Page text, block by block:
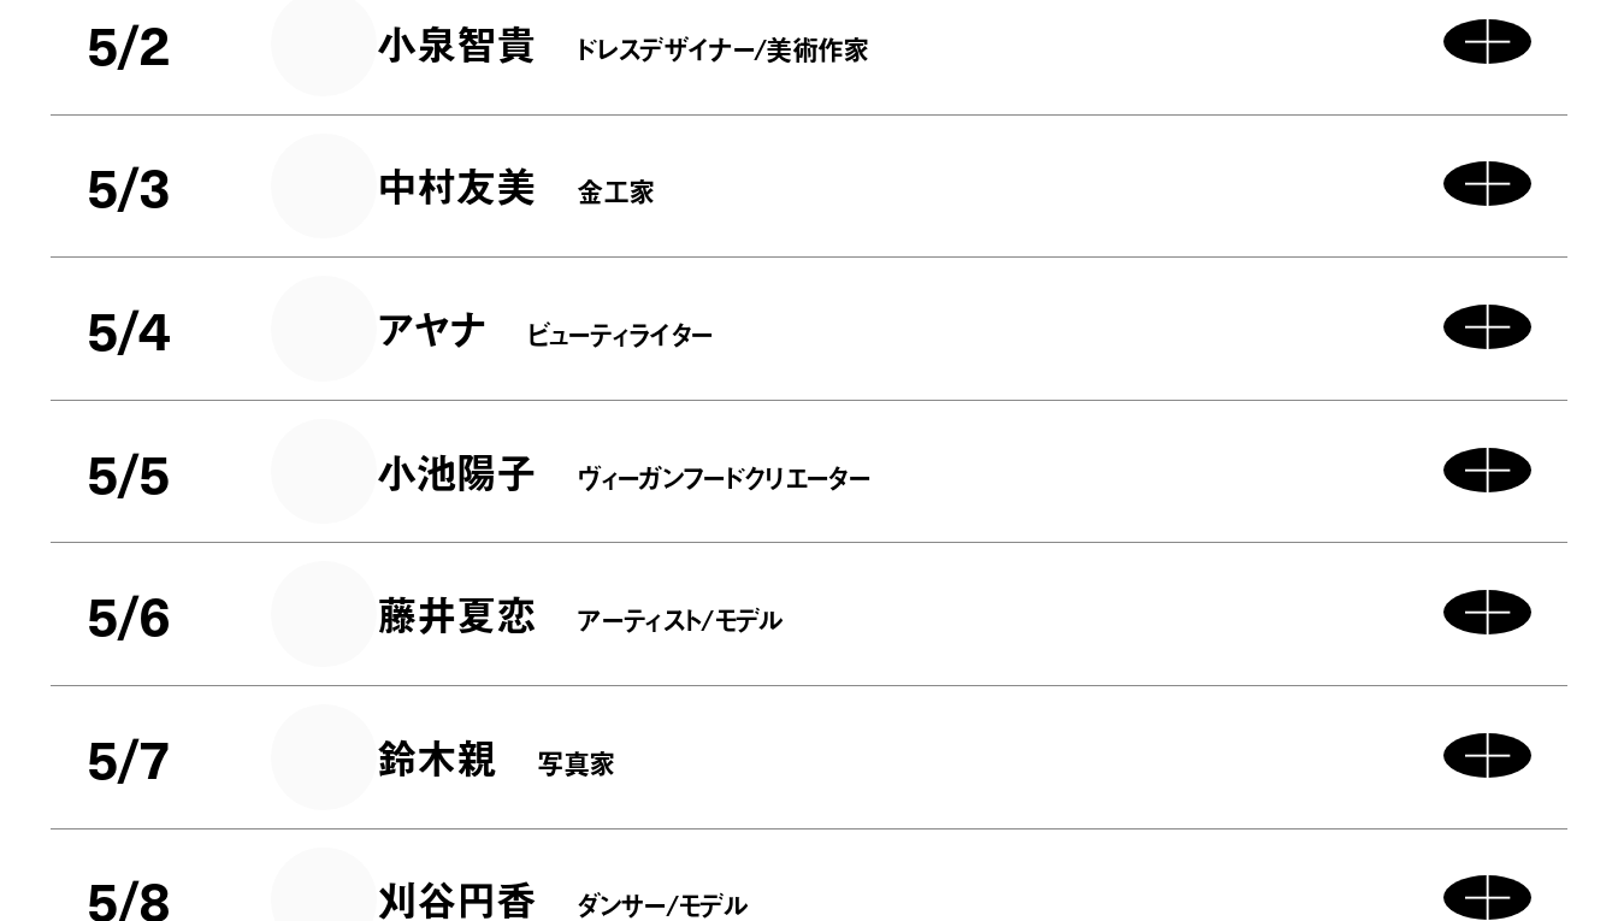
5/2 小泉智貴 ドレスデザイナー/美術作家
5/3 中村友美 金工家
5/4 アヤナ ビューティライター
5/5 小池陽子 ヴィーガンフードクリエーター
5/6 藤井夏恋 アーティスト/モデル
5/7 鈴木親 写真家
5/8 刈谷円香 ダンサー/モデル